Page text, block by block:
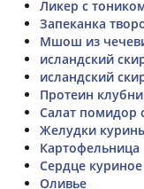
Ликер с
Запеканка
Мшош из
исландский
исландский
Протеин
Салат помидор
Желудки
Картофельница
Сердце
Оливье